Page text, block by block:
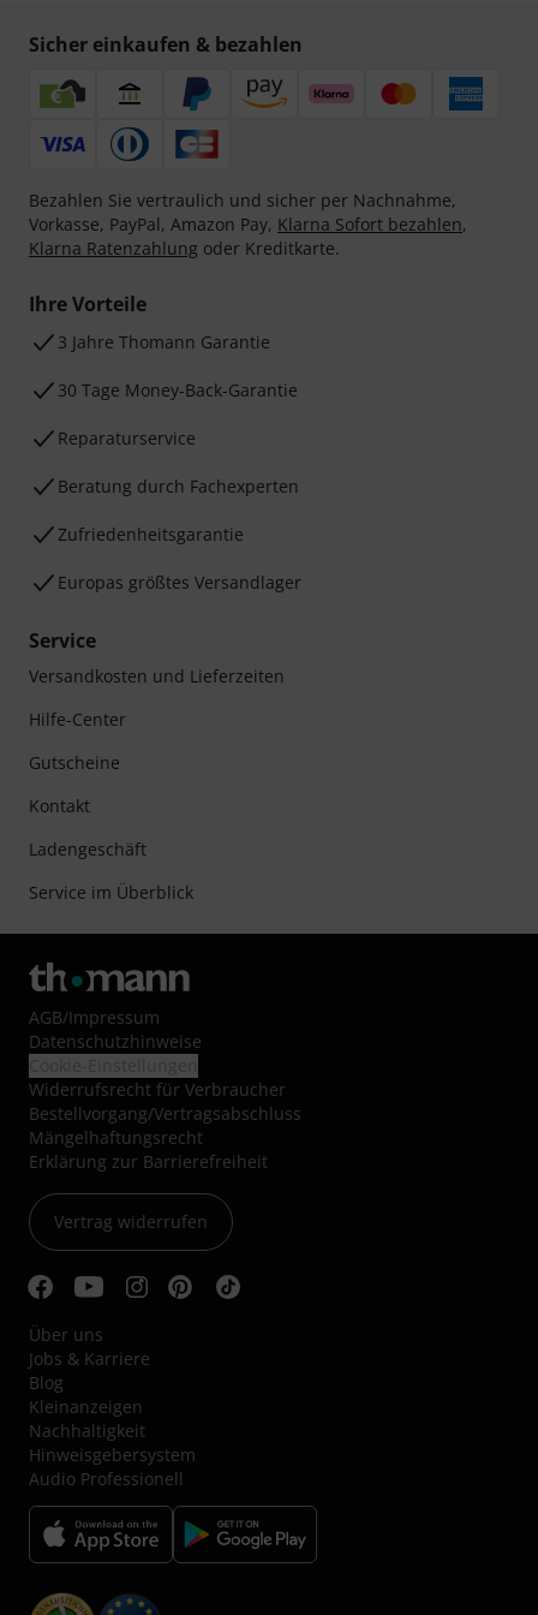
Sicher einkaufen & bezahlen
Bezahlen Sie vertraulich und sicher per Nachnahme,
Vorkasse, PayPal, Amazon Pay, Klarna Sofort bezahlen,
Klarna Ratenzahlung oder Kreditkarte.
Ihre Vorteile
3 Jahre Thomann Garantie
30 Tage Money-Back-Garantie
Reparaturservice
Beratung durch Fachexperten
Zufriedenheitsgarantie
Europas größtes Versandlager
Service
Versandkosten und Lieferzeiten
Hilfe-Center
Gutscheine
Kontakt
Ladengeschäft
Service im Überblick
AGB/Impressum
Datenschutzhinweise
Widerrufsrecht für Verbraucher
Bestellvorgang/Vertragsabschluss
Mängelhaftungsrecht
Erklärung zur Barrierefreiheit
Vertrag widerrufen
Über uns
Jobs & Karriere
Blog
Kleinanzeigen
Nachhaltigkeit
Hinweisgebersystem
Audio Professionell